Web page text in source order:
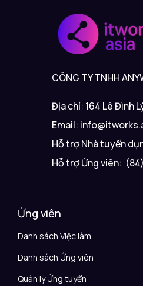
CÔNG TY TNHH
Địa chỉ: 164 Lê Đình
Email:
Hỗ trợ Nhà tuyển
Hỗ trợ Ứng viên:
Ứng viên
Danh sách Việc làm
Danh sách Ứng viên
Quản lý Ứng tuyển